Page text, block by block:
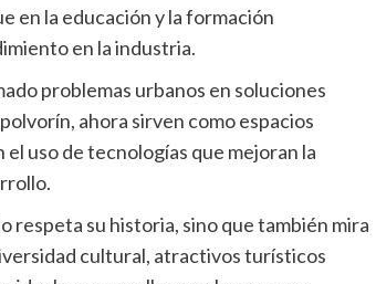
en la educación y la formación
en la industria.
problemas urbanos en soluciones
ahora sirven como espacios
uso de tecnologías que mejoran la
respeta su historia, sino que también mira
cultural, atractivos turísticos